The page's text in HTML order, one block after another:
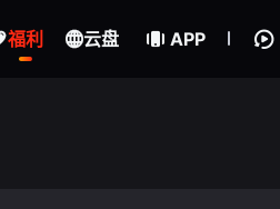
福利 云盘 APP